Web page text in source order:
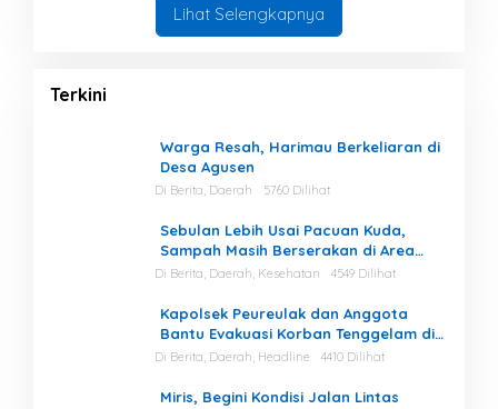
Lihat Selengkapnya
Terkini
Warga Resah, Harimau Berkeliaran di
Desa Agusen
Di Berita, Daerah 5760 Dilihat
Sebulan Lebih Usai Pacuan Kuda,
Sampah Masih Berserakan di Area
Stadion
Di Berita, Daerah, Kesehatan 4549 Dilihat
Kapolsek Peureulak dan Anggota
Bantu Evakuasi Korban Tenggelam di
Perairan Kuala Bugak
Di Berita, Daerah, Headline 4410 Dilihat
Miris, Begini Kondisi Jalan Lintas